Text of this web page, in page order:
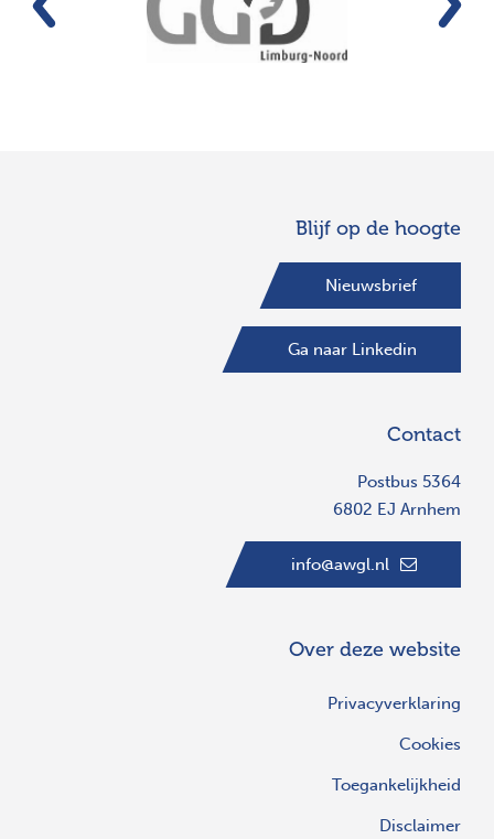
Blijf op de hoogte
Nieuwsbrief
Ga naar Linkedin
Contact
Postbus 5364
6802 EJ Arnhem
info@awgl.nl
Over deze website
Privacyverklaring
Cookies
Toegankelijkheid
Disclaimer